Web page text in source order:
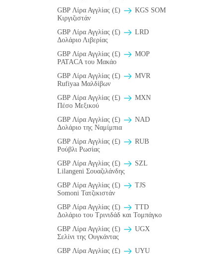
GBP Λίρα Αγγλίας (£)
KGS SOM
Κιργιζιστάν
GBP Λίρα Αγγλίας (£)
LRD
Δολάριο Λιβερίας
GBP Λίρα Αγγλίας (£)
MOP
PATACA του Μακάο
GBP Λίρα Αγγλίας (£)
MVR
Rufiyaa Μαλδίβων
GBP Λίρα Αγγλίας (£)
MXN
Πέσο Μεξικού
GBP Λίρα Αγγλίας (£)
NAD
Δολάριο της Ναμίμπια
GBP Λίρα Αγγλίας (£)
RUB
Ρούβλι Ρωσίας
GBP Λίρα Αγγλίας (£)
SZL
Lilangeni Σουαζιλάνδης
GBP Λίρα Αγγλίας (£)
TJS
Somoni Τατζικιστάν
GBP Λίρα Αγγλίας (£)
TTD
Δολάριο του Τρινιδάδ και Τομπάγκο
GBP Λίρα Αγγλίας (£)
UGX
Σελίνι της Ουγκάντας
GBP Λίρα Αγγλίας (£)
UYU